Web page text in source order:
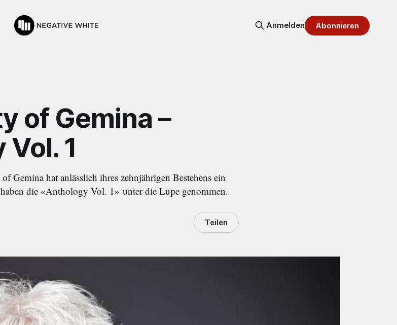
Anmelden Abonnieren
of Gemina –
1
Gemina hat anlässlich ihres zehnjährigen Bestehens ein
die «Anthology Vol. 1» unter die Lupe genommen.
Teilen